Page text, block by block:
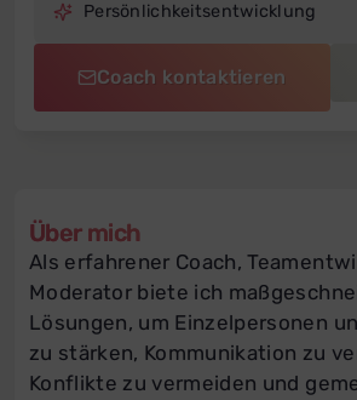
Persönlichkeitsentwicklung
Coach kontaktieren
Über mich
Als erfahrener Coach,
Moderator biete ich
Lösungen, um Einzelpersonen
zu stärken, Kommunikation zu
Konflikte zu vermeiden und